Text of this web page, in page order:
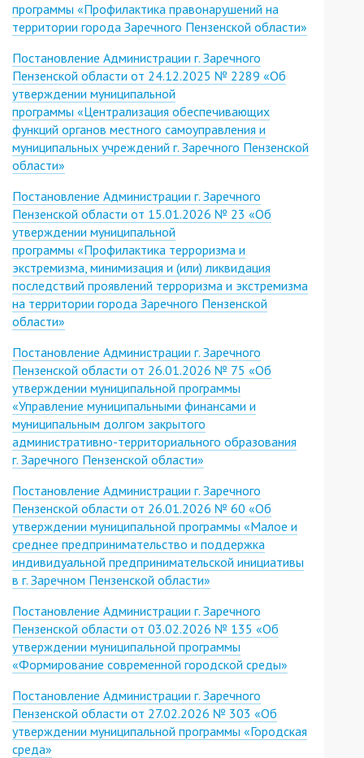
программы «Профилактика правонарушений на
территории города Заречного Пензенской области»
Постановление Администрации г. Заречного
Пензенской области от 24.12.2025 № 2289 «Об
утверждении муниципальной
программы «Централизация обеспечивающих
функций органов местного самоуправления и
муниципальных учреждений г. Заречного Пензенской
области»
Постановление Администрации г. Заречного
Пензенской области от 15.01.2026 № 23 «Об
утверждении муниципальной
программы «Профилактика терроризма и
экстремизма, минимизация и (или) ликвидация
последствий проявлений терроризма и экстремизма
на территории города Заречного Пензенской
области»
Постановление Администрации г. Заречного
Пензенской области от 26.01.2026 № 75 «Об
утверждении муниципальной программы
«Управление муниципальными финансами и
муниципальным долгом закрытого
административно-территориального образования
г. Заречного Пензенской области»
Постановление Администрации г. Заречного
Пензенской области от 26.01.2026 № 60 «Об
утверждении муниципальной программы «Малое и
среднее предпринимательство и поддержка
индивидуальной предпринимательской инициативы
в г. Заречном Пензенской области»
Постановление Администрации г. Заречного
Пензенской области от 03.02.2026 № 135 «Об
утверждении муниципальной программы
«Формирование современной городской среды»
Постановление Администрации г. Заречного
Пензенской области от 27.02.2026 № 303 «Об
утверждении муниципальной программы «Городская
среда»